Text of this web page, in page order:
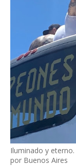
Iluminado y
por Buenos Aires